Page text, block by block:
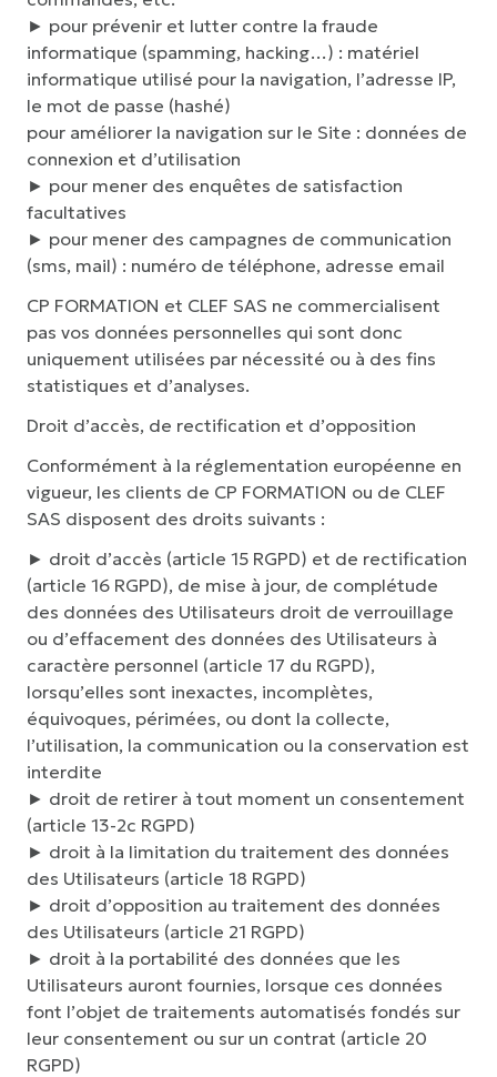
► pour prévenir et lutter contre la fraude
informatique (spamming, hacking…) : matériel
informatique utilisé pour la navigation, l’adresse IP,
le mot de passe (hashé)
pour améliorer la navigation sur le Site : données de
connexion et d’utilisation
► pour mener des enquêtes de satisfaction
facultatives
► pour mener des campagnes de communication
(sms, mail) : numéro de téléphone, adresse email
CP FORMATION et CLEF SAS ne commercialisent
pas vos données personnelles qui sont donc
uniquement utilisées par nécessité ou à des fins
statistiques et d’analyses.
Droit d’accès, de rectification et d’opposition
Conformément à la réglementation européenne en
vigueur, les clients de CP FORMATION ou de CLEF
SAS disposent des droits suivants :
► droit d’accès (article 15 RGPD) et de rectification
(article 16 RGPD), de mise à jour, de complétude
des données des Utilisateurs droit de verrouillage
ou d’effacement des données des Utilisateurs à
caractère personnel (article 17 du RGPD),
lorsqu’elles sont inexactes, incomplètes,
équivoques, périmées, ou dont la collecte,
l’utilisation, la communication ou la conservation est
interdite
► droit de retirer à tout moment un consentement
(article 13-2c RGPD)
► droit à la limitation du traitement des données
des Utilisateurs (article 18 RGPD)
► droit d’opposition au traitement des données
des Utilisateurs (article 21 RGPD)
► droit à la portabilité des données que les
Utilisateurs auront fournies, lorsque ces données
font l’objet de traitements automatisés fondés sur
leur consentement ou sur un contrat (article 20
RGPD)